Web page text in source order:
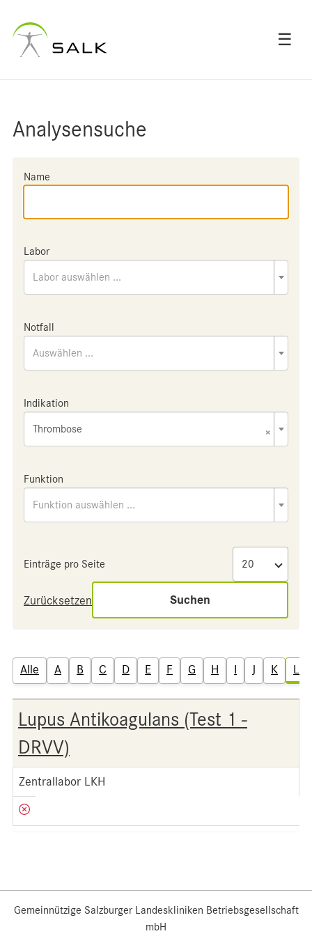
☰
Analysensuche
Name
Labor
Labor auswählen ...
Notfall
Auswählen ...
Indikation
×
Thrombose
Funktion
Funktion auswählen ...
Einträge pro Seite
Zurücksetzen Suchen
Alle A B C D E F G H I J K L
Lupus Antikoagulans (Test 1 -
DRVV)
Zentrallabor LKH
Gemeinnützige Salzburger Landeskliniken Betriebsgesellschaft
mbH